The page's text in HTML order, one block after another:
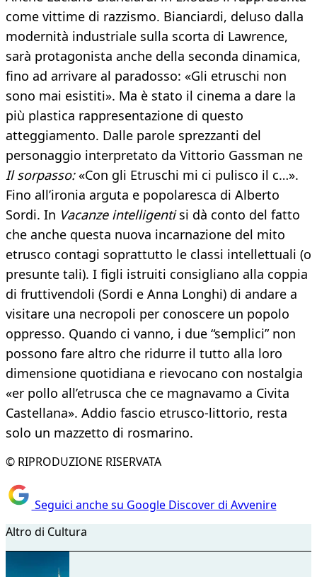
come vittime di razzismo. Bianciardi, deluso dalla
modernità industriale sulla scorta di Lawrence,
sarà protagonista anche della seconda dinamica,
fino ad arrivare al paradosso: «Gli etruschi non
sono mai esistiti». Ma è stato il cinema a dare la
più plastica rappresentazione di questo
atteggiamento. Dalle parole sprezzanti del
personaggio interpretato da Vittorio Gassman ne
Il sorpasso:«Con gli Etruschi mi ci pulisco il c…».
Fino all’ironia arguta e popolaresca di Alberto
Sordi. In Vacanze intelligentisi dà conto del fatto
che anche questa nuova incarnazione del mito
etrusco contagi soprattutto le classi intellettuali (o
presunte tali). I figli istruiti consigliano alla coppia
di fruttivendoli (Sordi e Anna Longhi) di andare a
visitare una necropoli per conoscere un popolo
oppresso. Quando ci vanno, i due “semplici” non
possono fare altro che ridurre il tutto alla loro
dimensione quotidiana e rievocano con nostalgia
«er pollo all’etrusca che ce magnavamo a Civita
Castellana». Addio fascio etrusco-littorio, resta
solo un mazzetto di rosmarino.
© RIPRODUZIONE RISERVATA
Seguici anche su Google Discover di Avvenire
Altro di Cultura